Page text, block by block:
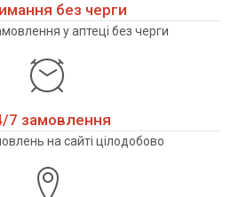
без черги
у аптеці без черги
7 замовлення
на сайті цілодобово